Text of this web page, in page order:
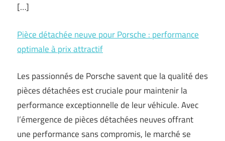
[…]
Pièce détachée neuve pour Porsche : performance
optimale à prix attractif
Les passionnés de Porsche savent que la qualité des
pièces détachées est cruciale pour maintenir la
performance exceptionnelle de leur véhicule. Avec
l’émergence de pièces détachées neuves offrant
une performance sans compromis, le marché se